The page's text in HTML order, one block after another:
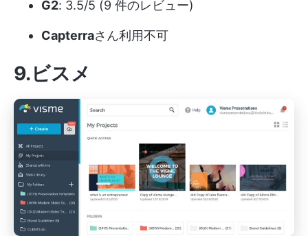
G2: 3.5/5 (9 件のレビュー)
Capterraさん利用不可
9.ビスメ